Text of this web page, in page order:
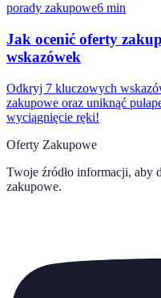
porady zakupowe6 min
Jak ocenić oferty
wskazówek
Odkryj 7 kluczowych
zakupowe oraz uniknąć
wyciągnięcie ręki!
Oferty Zakupowe
Twoje źródło informacji, aby
zakupowe.